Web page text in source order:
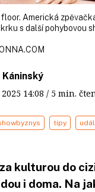
Americká
s další pohybovou
2025 14:08 / 5 min.
tipy
kulturou do
i doma. Na